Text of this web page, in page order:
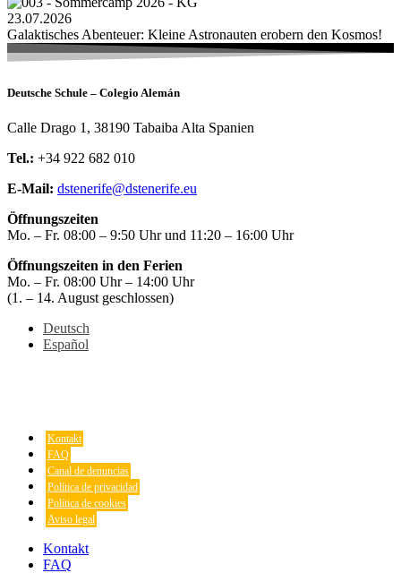
23.07.2026
Galaktisches Abenteuer: Kleine Astronauten erobern den Kosmos!
Deutsche Schule – Colegio Alemán
Calle Drago 1, 38190 Tabaiba Alta Spanien
Tel.: +34 922 682 010
E-Mail: dstenerife@dstenerife.eu
Öffnungszeiten
Mo. – Fr. 08:00 – 9:50 Uhr und 11:20 – 16:00 Uhr
Öffnungszeiten in den Ferien
Mo. – Fr. 08:00 Uhr – 14:00 Uhr
(1. – 14. August geschlossen)
Deutsch
Español
Kontakt
FAQ
Canal de denuncias
Política de privacidad
Política de cookies
Aviso legal
Kontakt
FAQ